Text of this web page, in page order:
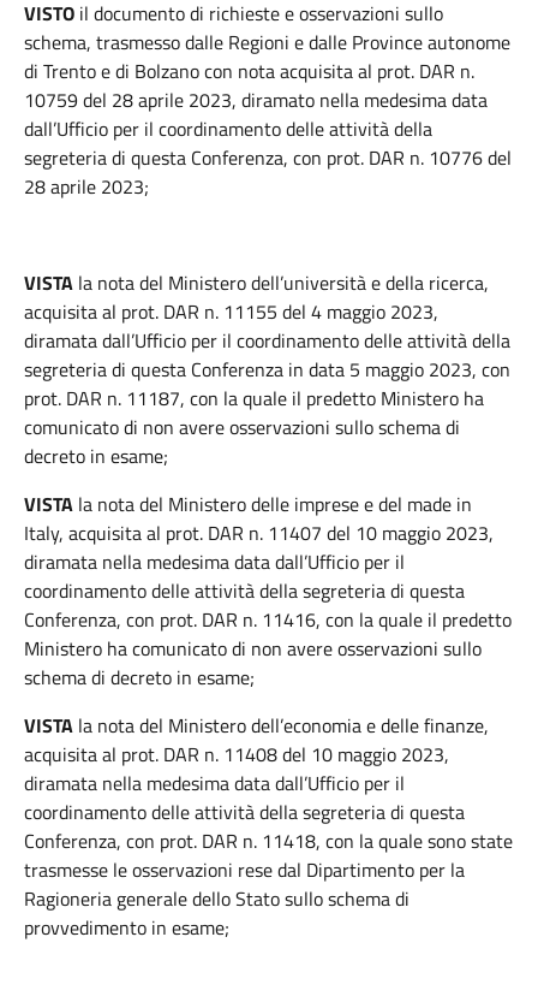
VISTO il documento di richieste e osservazioni sullo
schema, trasmesso dalle Regioni e dalle Province autonome
di Trento e di Bolzano con nota acquisita al prot. DAR n.
10759 del 28 aprile 2023, diramato nella medesima data
dall’Ufficio per il coordinamento delle attività della
segreteria di questa Conferenza, con prot. DAR n. 10776 del
28 aprile 2023;
VISTA la nota del Ministero dell’università e della ricerca,
acquisita al prot. DAR n. 11155 del 4 maggio 2023,
diramata dall’Ufficio per il coordinamento delle attività della
segreteria di questa Conferenza in data 5 maggio 2023, con
prot. DAR n. 11187, con la quale il predetto Ministero ha
comunicato di non avere osservazioni sullo schema di
decreto in esame;
VISTA la nota del Ministero delle imprese e del made in
Italy, acquisita al prot. DAR n. 11407 del 10 maggio 2023,
diramata nella medesima data dall’Ufficio per il
coordinamento delle attività della segreteria di questa
Conferenza, con prot. DAR n. 11416, con la quale il predetto
Ministero ha comunicato di non avere osservazioni sullo
schema di decreto in esame;
VISTA la nota del Ministero dell’economia e delle finanze,
acquisita al prot. DAR n. 11408 del 10 maggio 2023,
diramata nella medesima data dall’Ufficio per il
coordinamento delle attività della segreteria di questa
Conferenza, con prot. DAR n. 11418, con la quale sono state
trasmesse le osservazioni rese dal Dipartimento per la
Ragioneria generale dello Stato sullo schema di
provvedimento in esame;